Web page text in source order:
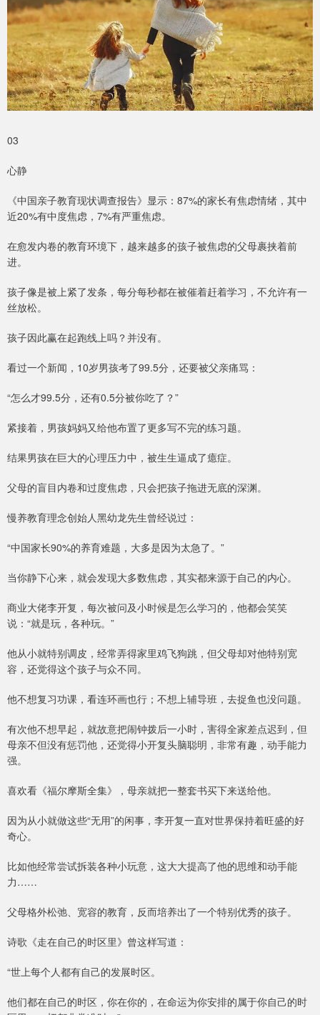
03
心静
《中国亲子教育现状调查报告》显示：87%的家长有焦虑情绪，其中
近20%有中度焦虑，7%有严重焦虑。
在愈发内卷的教育环境下，越来越多的孩子被焦虑的父母裹挟着前
进。
孩子像是被上紧了发条，每分每秒都在被催着赶着学习，不允许有一
丝放松。
孩子因此赢在起跑线上吗？并没有。
看过一个新闻，10岁男孩考了99.5分，还要被父亲痛骂：
“怎么才99.5分，还有0.5分被你吃了？”
紧接着，男孩妈妈又给他布置了更多写不完的练习题。
结果男孩在巨大的心理压力中，被生生逼成了癔症。
父母的盲目内卷和过度焦虑，只会把孩子拖进无底的深渊。
慢养教育理念创始人黑幼龙先生曾经说过：
“中国家长90%的养育难题，大多是因为太急了。”
当你静下心来，就会发现大多数焦虑，其实都来源于自己的内心。
商业大佬李开复，每次被问及小时候是怎么学习的，他都会笑笑
说：“就是玩，各种玩。”
他从小就特别调皮，经常弄得家里鸡飞狗跳，但父母却对他特别宽
容，还觉得这个孩子与众不同。
他不想复习功课，看连环画也行；不想上辅导班，去捉鱼也没问题。
有次他不想早起，就故意把闹钟拨后一小时，害得全家差点迟到，但
母亲不但没有惩罚他，还觉得小开复头脑聪明，非常有趣，动手能力
强。
喜欢看《福尔摩斯全集》，母亲就把一整套书买下来送给他。
因为从小就做这些“无用”的闲事，李开复一直对世界保持着旺盛的好
奇心。
比如他经常尝试拆装各种小玩意，这大大提高了他的思维和动手能
力……
父母格外松弛、宽容的教育，反而培养出了一个特别优秀的孩子。
诗歌《走在自己的时区里》曾这样写道：
“世上每个人都有自己的发展时区。
他们都在自己的时区，你在你的，在命运为你安排的属于你自己的时